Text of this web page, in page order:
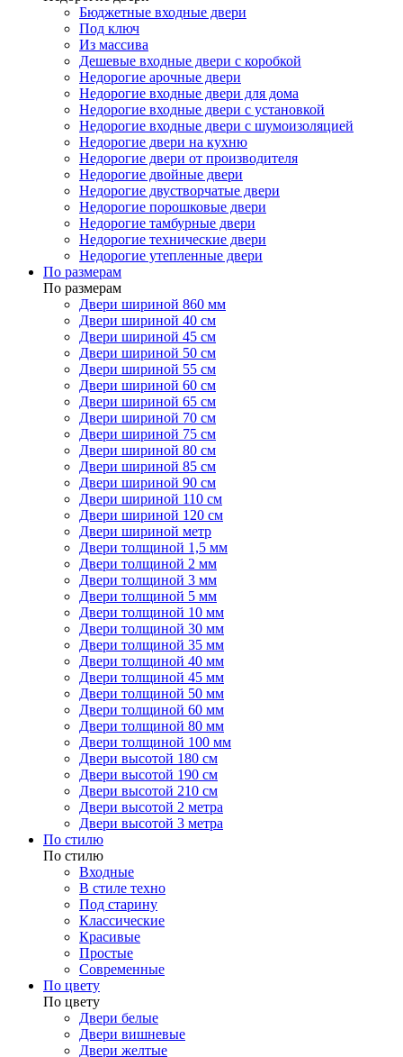
Бюджетные входные двери
Под ключ
Из массива
Дешевые входные двери с коробкой
Недорогие арочные двери
Недорогие входные двери для дома
Недорогие входные двери с установкой
Недорогие входные двери с шумоизоляцией
Недорогие двери на кухню
Недорогие двери от производителя
Недорогие двойные двери
Недорогие двустворчатые двери
Недорогие порошковые двери
Недорогие тамбурные двери
Недорогие технические двери
Недорогие утепленные двери
По размерам
По размерам
Двери шириной 860 мм
Двери шириной 40 см
Двери шириной 45 см
Двери шириной 50 см
Двери шириной 55 см
Двери шириной 60 см
Двери шириной 65 см
Двери шириной 70 см
Двери шириной 75 см
Двери шириной 80 см
Двери шириной 85 см
Двери шириной 90 см
Двери шириной 110 см
Двери шириной 120 см
Двери шириной метр
Двери толщиной 1,5 мм
Двери толщиной 2 мм
Двери толщиной 3 мм
Двери толщиной 5 мм
Двери толщиной 10 мм
Двери толщиной 30 мм
Двери толщиной 35 мм
Двери толщиной 40 мм
Двери толщиной 45 мм
Двери толщиной 50 мм
Двери толщиной 60 мм
Двери толщиной 80 мм
Двери толщиной 100 мм
Двери высотой 180 см
Двери высотой 190 см
Двери высотой 210 см
Двери высотой 2 метра
Двери высотой 3 метра
По стилю
По стилю
Входные
В стиле техно
Под старину
Классические
Красивые
Простые
Современные
По цвету
По цвету
Двери белые
Двери вишневые
Двери желтые